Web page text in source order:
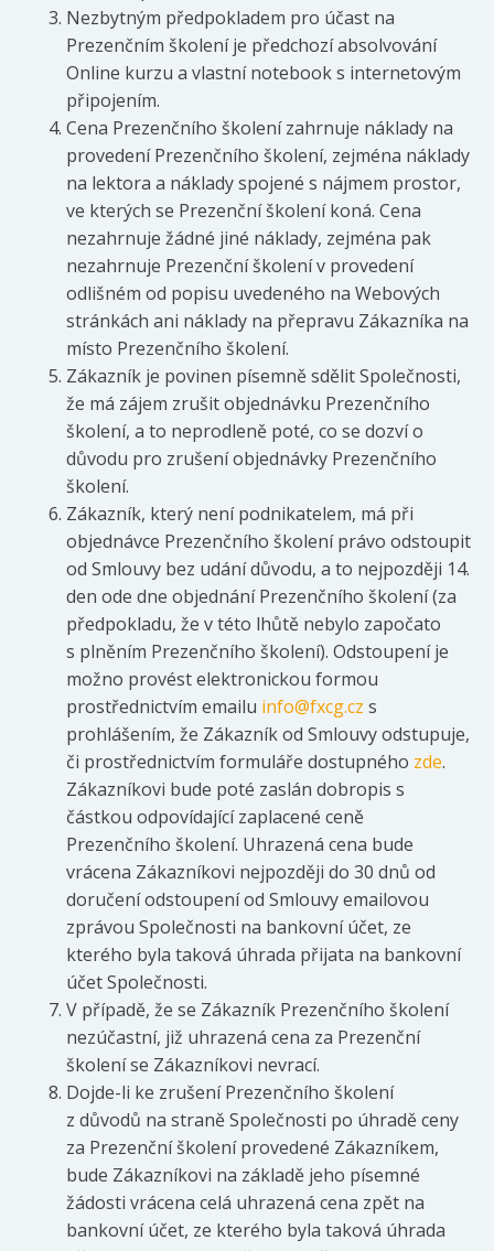
Nezbytným předpokladem pro účast na
Prezenčním školení je předchozí absolvování
Online kurzu a vlastní notebook s internetovým
připojením.
Cena Prezenčního školení zahrnuje náklady na
provedení Prezenčního školení, zejména náklady
na lektora a náklady spojené s nájmem prostor,
ve kterých se Prezenční školení koná. Cena
nezahrnuje žádné jiné náklady, zejména pak
nezahrnuje Prezenční školení v provedení
odlišném od popisu uvedeného na Webových
stránkách ani náklady na přepravu Zákazníka na
místo Prezenčního školení.
Zákazník je povinen písemně sdělit Společnosti,
že má zájem zrušit objednávku Prezenčního
školení, a to neprodleně poté, co se dozví o
důvodu pro zrušení objednávky Prezenčního
školení.
Zákazník, který není podnikatelem, má při
objednávce Prezenčního školení právo odstoupit
od Smlouvy bez udání důvodu, a to nejpozději 14.
den ode dne objednání Prezenčního školení (za
předpokladu, že v této lhůtě nebylo započato
s plněním Prezenčního školení). Odstoupení je
možno provést elektronickou formou
prostřednictvím emailu info@fxcg.cz s
prohlášením, že Zákazník od Smlouvy odstupuje,
či prostřednictvím formuláře dostupného zde.
Zákazníkovi bude poté zaslán dobropis s
částkou odpovídající zaplacené ceně
Prezenčního školení. Uhrazená cena bude
vrácena Zákazníkovi nejpozději do 30 dnů od
doručení odstoupení od Smlouvy emailovou
zprávou Společnosti na bankovní účet, ze
kterého byla taková úhrada přijata na bankovní
účet Společnosti.
V případě, že se Zákazník Prezenčního školení
nezúčastní, již uhrazená cena za Prezenční
školení se Zákazníkovi nevrací.
Dojde-li ke zrušení Prezenčního školení
z důvodů na straně Společnosti po úhradě ceny
za Prezenční školení provedené Zákazníkem,
bude Zákazníkovi na základě jeho písemné
žádosti vrácena celá uhrazená cena zpět na
bankovní účet, ze kterého byla taková úhrada